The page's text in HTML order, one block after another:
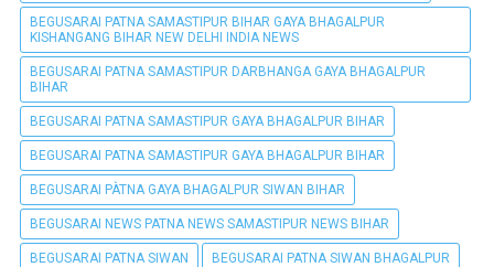
BEGUSARAI PATNA SAMASTIPUR BIHAR GAYA BHAGALPUR
KISHANGANG BIHAR NEW DELHI INDIA NEWS
BEGUSARAI PATNA SAMASTIPUR DARBHANGA GAYA BHAGALPUR
BIHAR
BEGUSARAI PATNA SAMASTIPUR GAYA BHAGALPUR BIHAR
BEGUSARAI PATNA SAMASTIPUR GAYA BHAGALPUR BIHAR
BEGUSARAI PÀTNA GAYA BHAGALPUR SIWAN BIHAR
BEGUSARAI NEWS PATNA NEWS SAMASTIPUR NEWS BIHAR
BEGUSARAI PATNA SIWAN BEGUSARAI PATNA SIWAN BHAGALPUR